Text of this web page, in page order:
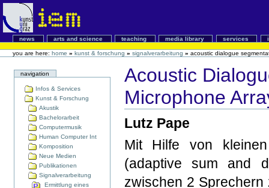
news arts and science teaching media library services
you are here: home » kunst & forschung » signalverarbeitung » acoustic dialogue
navigation
Infos & Services
Kunst & Forschung
Akustik
Bachelorarbeit
Computermusik
Human Computer Int
Komposition
Neue Medien
Publikationen
Signalverarbeitung
Ermittlung eines
Acoustic
Microphone
Lutz Pape
Mit Hilfe von
(adaptive sum and
zwischen 2